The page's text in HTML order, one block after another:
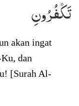
تَكۡفُرُونِ
akan ingat
dan
[Surah Al-